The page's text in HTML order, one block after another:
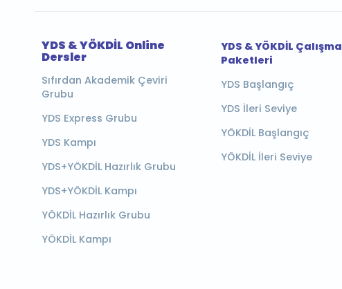
YDS & YÖKDİL Online
Dersler
Sıfırdan Akademik Çeviri
Grubu
YDS Express Grubu
YDS Kampı
YDS+YÖKDİL Hazırlık Grubu
YDS+YÖKDİL Kampı
YÖKDİL Hazırlık Grubu
YÖKDİL Kampı
YDS & YÖKDİL Çalışma
Paketleri
YDS Başlangıç
YDS İleri Seviye
YÖKDİL Başlangıç
YÖKDİL İleri Seviye